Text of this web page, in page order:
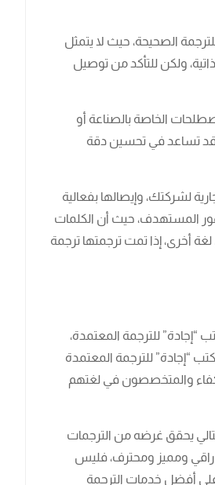
الصحيحة، حيث لا يتمثل
ولكن للتأكد من توصيل
الخاصة بالصناعة أو
قد تساعد في تحسين دقة
لشركتك، وإيصالها بفعالية
المستهدف، حيث أن الكلمات
أخرى، إذا تمت ترجمتها ترجمة
“إجادة” للترجمة المعتمدة،
“إجادة” للترجمة المعتمدة
والمتخصصون في لغتهم
يحقق غرضه من الترجمات
راقي ومميز ومحترف، فليس
أفضل خدمات الترجمة